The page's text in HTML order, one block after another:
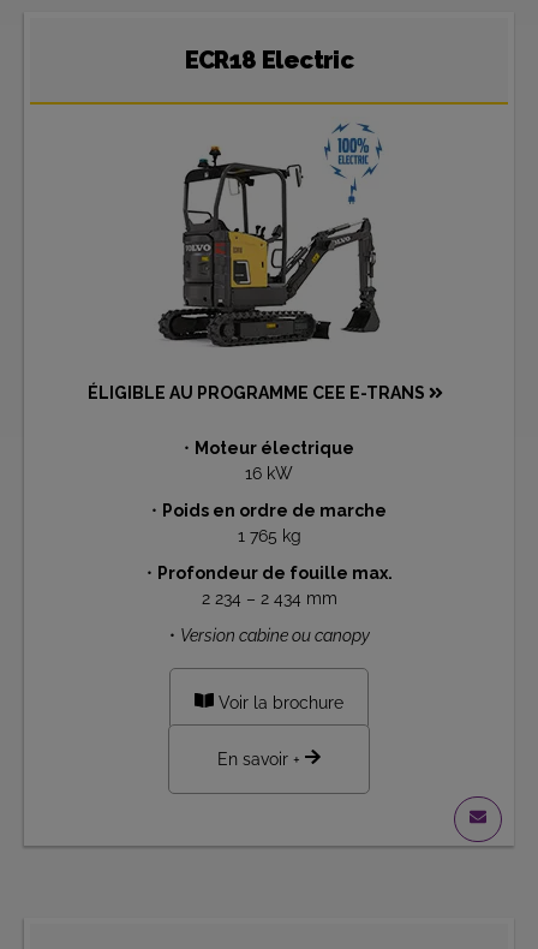
ECR18 Electric
ÉLIGIBLE AU PROGRAMME CEE E-TRANS
• Moteur électrique
16 kW
• Poids en ordre de marche
1 765 kg
• Profondeur de fouille max.
2 234 – 2 434 mm
• Version cabine ou canopy
Voir la brochure
En savoir +